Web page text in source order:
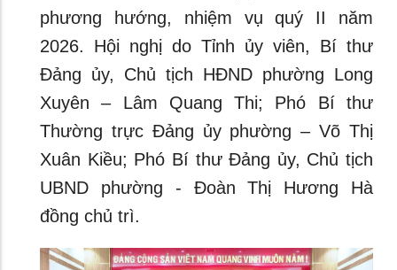
phương hướng, nhiệm vụ quý II năm
2026. Hội nghị do Tỉnh ủy viên, Bí thư
Đảng ủy, Chủ tịch HĐND phường Long
Xuyên – Lâm Quang Thi; Phó Bí thư
Thường trực Đảng ủy phường – Võ Thị
Xuân Kiều; Phó Bí thư Đảng ủy, Chủ tịch
UBND phường - Đoàn Thị Hương Hà
đồng chủ trì.